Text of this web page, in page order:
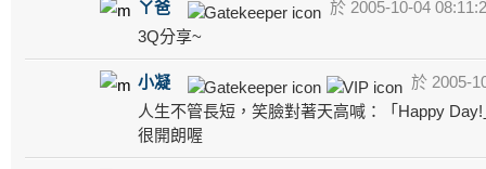
ㄚ爸
於 2005-10-04
3Q分享~
小凝
於 2005-
人生不管長短，笑臉對著天高喊：「Happy Day!
很開朗喔